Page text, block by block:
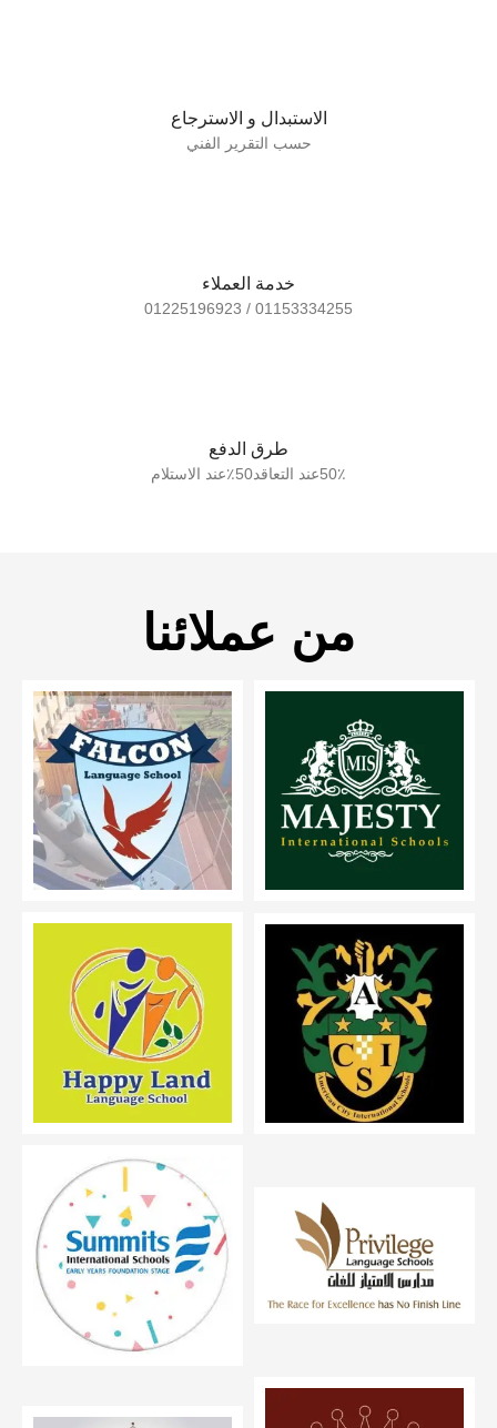
الاستبدال و الاسترجاع
حسب التقرير الفني
خدمة العملاء
01153334255 / 01225196923
طرق الدفع
50٪عند التعاقد50٪عند الاستلام
من عملائنا